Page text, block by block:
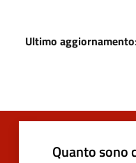
Ultimo aggiornamento
Quanto sono